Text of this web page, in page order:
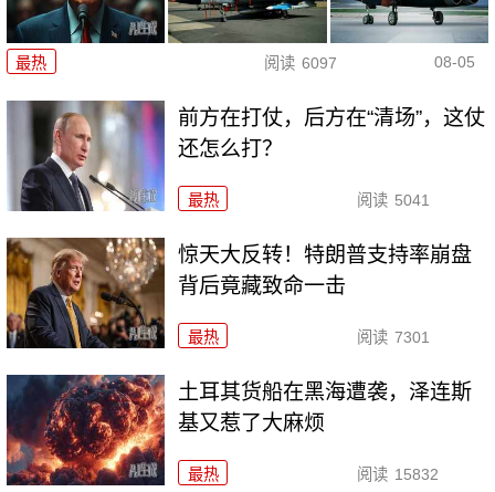
最热 阅读 6097 08-05
前方在打仗，后方在“清场”，这仗
还怎么打？
最热 阅读 5041
惊天大反转！特朗普支持率崩盘
背后竟藏致命一击
最热 阅读 7301
土耳其货船在黑海遭袭，泽连斯
基又惹了大麻烦
最热 阅读 15832